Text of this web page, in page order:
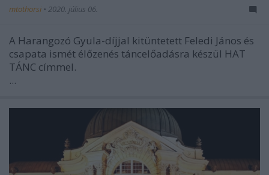
mtothorsi • 2020. július 06.
A Harangozó Gyula-díjjal kitüntetett Feledi János és
csapata ismét élőzenés táncelőadásra készül HAT
TÁNC címmel.
...